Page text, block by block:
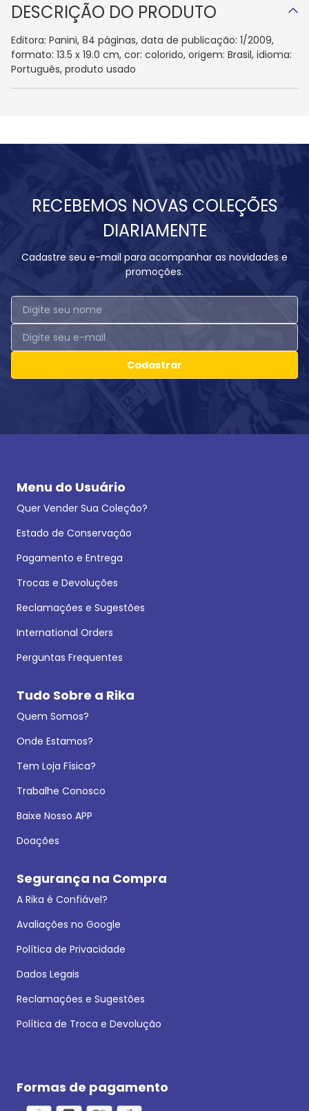
DESCRIÇÃO DO PRODUTO
Editora: Panini, 84 páginas, data de publicação: 1/2009,
formato: 13.5 x 19.0 cm, cor: colorido, origem: Brasil, idioma:
Português, produto usado
RECEBEMOS NOVAS COLEÇÕES
DIARIAMENTE
Cadastre seu e-mail para acompanhar as novidades e
promoções.
Cadastrar
Menu do Usuário
Quer Vender Sua Coleção?
Estado de Conservação
Pagamento e Entrega
Trocas e Devoluções
Reclamações e Sugestões
International Orders
Perguntas Frequentes
Tudo Sobre a Rika
Quem Somos?
Onde Estamos?
Tem Loja Física?
Trabalhe Conosco
Baixe Nosso APP
Doações
Segurança na Compra
A Rika é Confiável?
Avaliações no Google
Política de Privacidade
Dados Legais
Reclamações e Sugestões
Política de Troca e Devolução
Formas de pagamento